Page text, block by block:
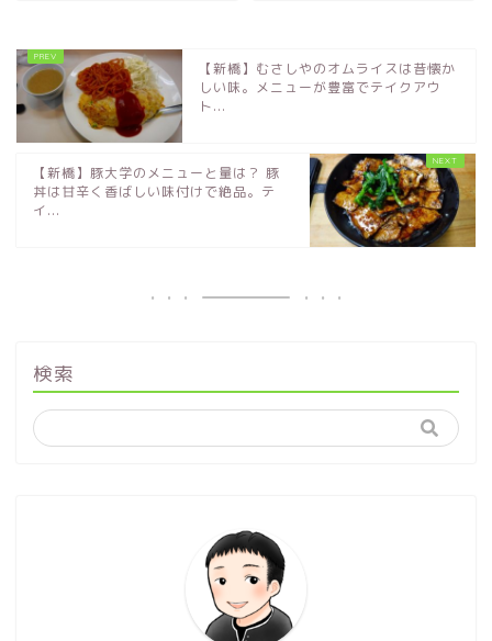
【新橋】むさしやのオムライスは昔懐か
しい味。メニューが豊富でテイクアウ
ト...
【新橋】豚大学のメニューと量は？ 豚
丼は甘辛く香ばしい味付けで絶品。テ
イ...
検索